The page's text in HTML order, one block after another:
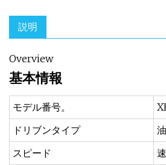
説明
Overview
基本情報
モデル番号。
ドリブンタイプ
スピード